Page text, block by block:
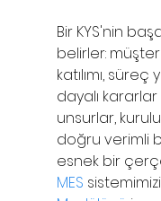
Bir KYS'nin
belirler: müşteri
katılımı, süreç
dayalı kararlar
unsurlar,
doğru verimli
esnek bir
MES